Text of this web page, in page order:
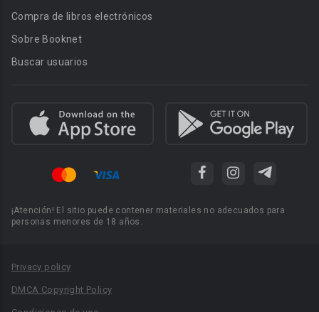
Compra de libros electrónicos
Sobre Booknet
Buscar usuarios
¡Atención! El sitio puede contener materiales no adecuados para
personas menores de 18 años.
Privacy policy
DMCA Copyright Policy